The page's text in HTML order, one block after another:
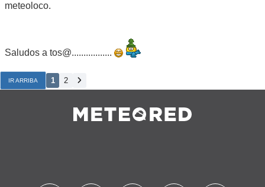
meteoloco.
Saludos a tos@.................
IR ARRIBA 1 2